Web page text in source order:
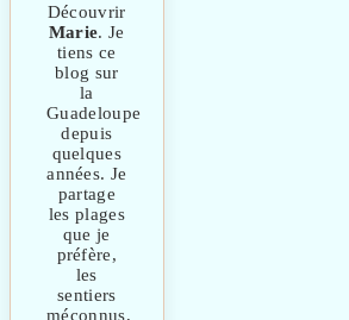
Découvrir
Marie. Je
tiens ce
blog sur
la
Guadeloupe
depuis
quelques
années. Je
partage
les plages
que je
préfère,
les
sentiers
méconnus,